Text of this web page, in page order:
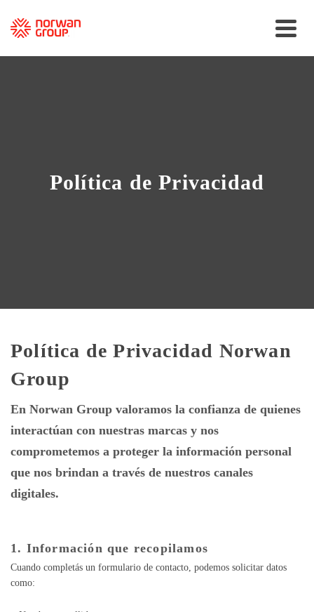
Política de Privacidad
Política de Privacidad Norwan
Group
En Norwan Group valoramos la confianza de quienes
interactúan con nuestras marcas y nos
comprometemos a proteger la información personal
que nos brindan a través de nuestros canales
digitales.
1. Información que recopilamos
Cuando completás un formulario de contacto, podemos solicitar datos
como: